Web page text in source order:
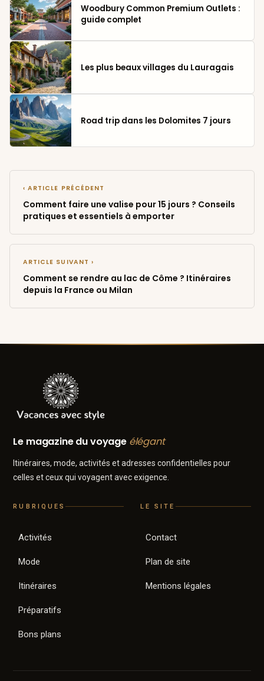
Woodbury Common Premium Outlets :
guide complet
Les plus beaux villages du Lauragais
Road trip dans les Dolomites 7 jours
‹ ARTICLE PRÉCÉDENT
Comment faire une valise pour 15 jours ? Conseils
pratiques et essentiels à emporter
ARTICLE SUIVANT ›
Comment se rendre au lac de Côme ? Itinéraires
depuis la France ou Milan
Le magazine du voyage élégant
Itinéraires, mode, activités et adresses confidentielles pour
celles et ceux qui voyagent avec exigence.
RUBRIQUES
Activités
Mode
Itinéraires
Préparatifs
Bons plans
LE SITE
Contact
Plan de site
Mentions légales